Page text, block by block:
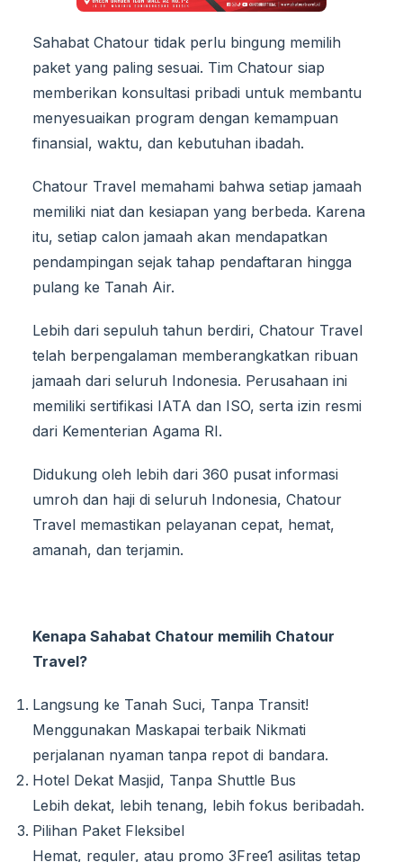
Sahabat Chatour tidak perlu bingung memilih
paket yang paling sesuai. Tim Chatour siap
memberikan konsultasi pribadi untuk membantu
menyesuaikan program dengan kemampuan
finansial, waktu, dan kebutuhan ibadah.
Chatour Travel memahami bahwa setiap jamaah
memiliki niat dan kesiapan yang berbeda. Karena
itu, setiap calon jamaah akan mendapatkan
pendampingan sejak tahap pendaftaran hingga
pulang ke Tanah Air.
Lebih dari sepuluh tahun berdiri, Chatour Travel
telah berpengalaman memberangkatkan ribuan
jamaah dari seluruh Indonesia. Perusahaan ini
memiliki sertifikasi IATA dan ISO, serta izin resmi
dari Kementerian Agama RI.
Didukung oleh lebih dari 360 pusat informasi
umroh dan haji di seluruh Indonesia, Chatour
Travel memastikan pelayanan cepat, hemat,
amanah, dan terjamin.
Kenapa Sahabat Chatour memilih Chatour
Travel?
Langsung ke Tanah Suci, Tanpa Transit!
Menggunakan Maskapai terbaik Nikmati
perjalanan nyaman tanpa repot di bandara.
Hotel Dekat Masjid, Tanpa Shuttle Bus
Lebih dekat, lebih tenang, lebih fokus beribadah.
Pilihan Paket Fleksibel
Hemat, reguler, atau promo 3Free1 asilitas tetap